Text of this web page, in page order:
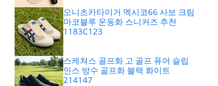
오니츠카타이거 멕시코66 사보 크림
마코블루 운동화 스니커즈 추천
1183C123
스케쳐스 골프화 고 골프 퓨어 슬립
인스 방수 골프화 블랙 화이트
214147